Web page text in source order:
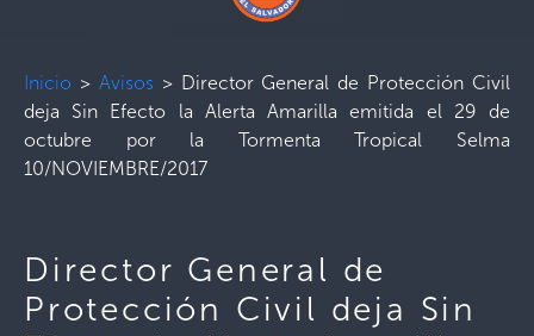
Inicio > Avisos> Director General de Protección Civil
deja Sin Efecto la Alerta Amarilla emitida el 29 de
octubre por la Tormenta Tropical Selma
10/NOVIEMBRE/2017
Director General de
Protección Civil deja Sin